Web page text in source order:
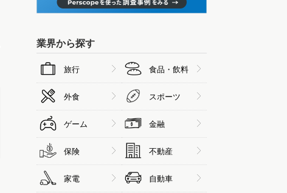
業界から探す
旅行 食品・飲料
外食 スポーツ
ゲーム 金融
保険 不動産
家電 自動車